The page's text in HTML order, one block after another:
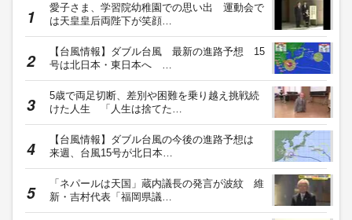
愛子さま、学習院幼稚園での思い出 運動会で
は天皇皇后両陛下が笑顔…
【台風情報】ダブル台風 最新の進路予想 15
号は北日本・東日本へ …
5歳で両足切断、差別や困難を乗り越え挑戦続
けた人生 「人生は捨てた…
【台風情報】ダブル台風の今後の進路予想は
来週、台風15号が北日本…
「ネパールは天国」蔵内議長の発言が波紋 維
新・吉村代表「福岡県議…